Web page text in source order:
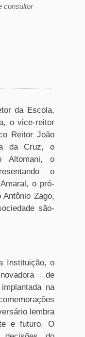
consultor
da Escola,
o vice-reitor
Reitor João
da Cruz, o
Altomani, o
o
o pró-
Zago,
são-
Instituição, o
de
na
lembra
e futuro. O